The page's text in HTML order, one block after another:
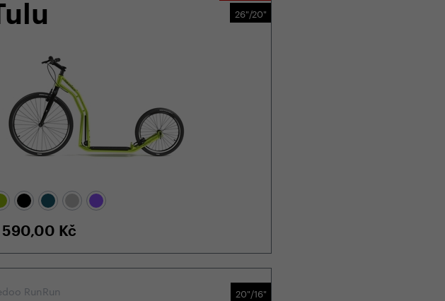
26"/20"
590,00 Kč
RunRun 20"/16"